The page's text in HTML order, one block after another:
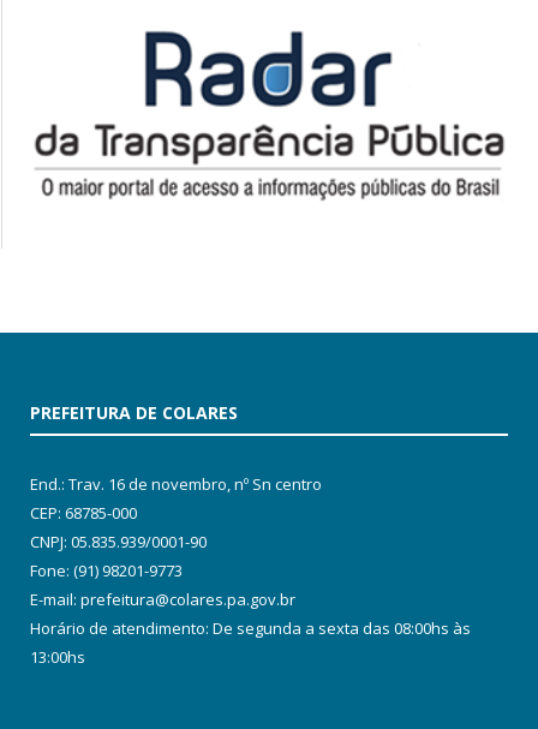
PREFEITURA DE COLARES
End.: Trav. 16 de novembro, nº Sn centro
CEP: 68785-000
CNPJ: 05.835.939/0001-90
Fone: (91) 98201-9773
E-mail: prefeitura@colares.pa.gov.br
Horário de atendimento: De segunda a sexta das 08:00hs às
13:00hs